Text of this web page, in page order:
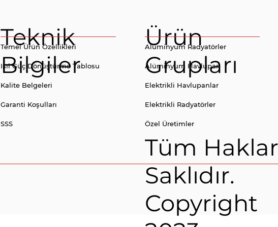
Temel Ürün Özellikleri
Isıl Güç Dönüştürme Tablosu
Kalite Belgeleri
Garanti Koşulları
SSS
Alüminyum Radyatörler
Alüminyum Havlupan
Elektrikli Havlupanlar
Elektrikli Radyatörler
Özel Üretimler
Teknik
Bilgiler
Ürün
Grupları
Tüm
Saklıdır.
Copyright